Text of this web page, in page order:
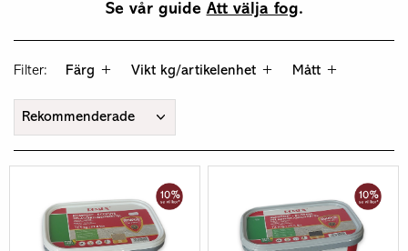
Se vår guide Att välja fog.
Filter: Färg Vikt kg/artikelenhet Mått